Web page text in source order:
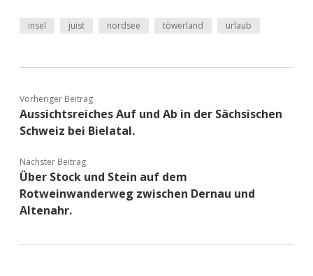
insel juist nordsee töwerland urlaub
Vorheriger Beitrag
Aussichtsreiches Auf und Ab in der Sächsischen
Schweiz bei Bielatal.
Nächster Beitrag
Über Stock und Stein auf dem
Rotweinwanderweg zwischen Dernau und
Altenahr.